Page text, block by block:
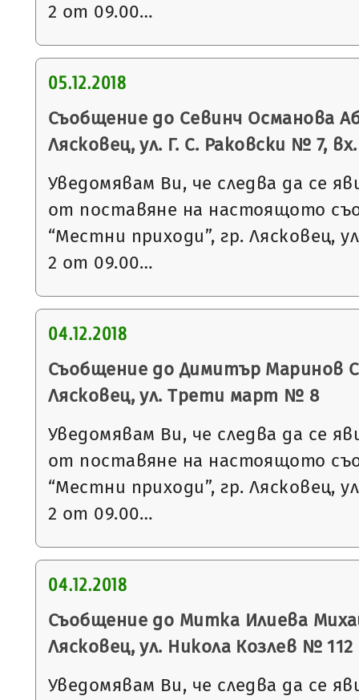
2 от 09.00…
05.12.2018
Съобщение до Севинч Османова
Лясковец, ул. Г. С. Раковски № 7,
Уведомявам Ви, че следва да се
от поставяне на настоящото
“Местни приходи”, гр. Лясковец,
2 от 09.00…
04.12.2018
Съобщение до Димитър Маринов
Лясковец, ул. Трети март № 8
Уведомявам Ви, че следва да се
от поставяне на настоящото
“Местни приходи”, гр. Лясковец,
2 от 09.00…
04.12.2018
Съобщение до Митка Илиева
Лясковец, ул. Никола Козлев № 112
Уведомявам Ви, че следва да се